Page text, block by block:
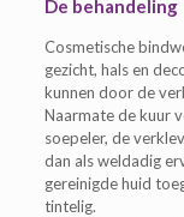
De behandeling
Cosmetische
gezicht, hals en
kunnen door de
Naarmate de kuur
soepeler, de
dan als weldadig
gereinigde huid
tintelig.